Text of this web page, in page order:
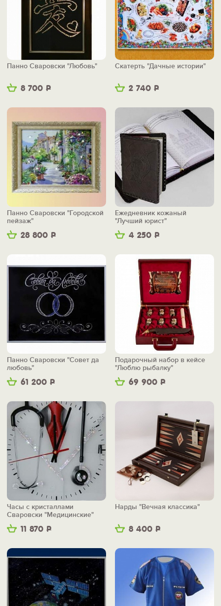
8 700 Р
Панно Сваровски "Любовь"
2 740 Р
Скатерть "Дачные истории"
28 800 Р
Панно Сваровски "Городской
пейзаж"
4 250 Р
Ежедневник кожаный
"Лучший юрист"
61 200 Р
Панно Сваровски "Совет да
любовь"
69 900 Р
Подарочный набор в кейсе
"Люблю рыбалку"
11 870 Р
Часы с кристаллами
Сваровски "Медицинские"
8 400 Р
Нарды "Вечная классика"